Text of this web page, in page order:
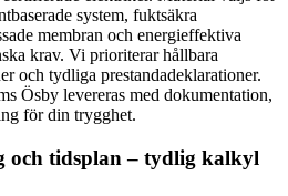
system, fuktsäkra
membran och energieffektiva
krav. Vi prioriterar hållbara
och tydliga prestandadeklarationer.
Ösby levereras med dokumentation,
för din trygghet.
och tidsplan – tydlig kalkyl